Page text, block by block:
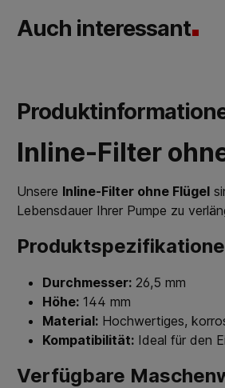
Auch interessant
Inline-Filter
Unsere Inline-Filter ohne Flügel
Lebensdauer Ihrer Pumpe zu
Durchmesser: 26,5 mm
Höhe: 144 mm
Material: Hochwertiges,
Kompatibilität: Ideal für den
Verfügbare